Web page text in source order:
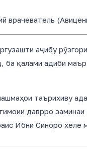
врачеватель
аҷибу
ба қалами адиби
таърихиву
даврро
Ибни Синоро хеле